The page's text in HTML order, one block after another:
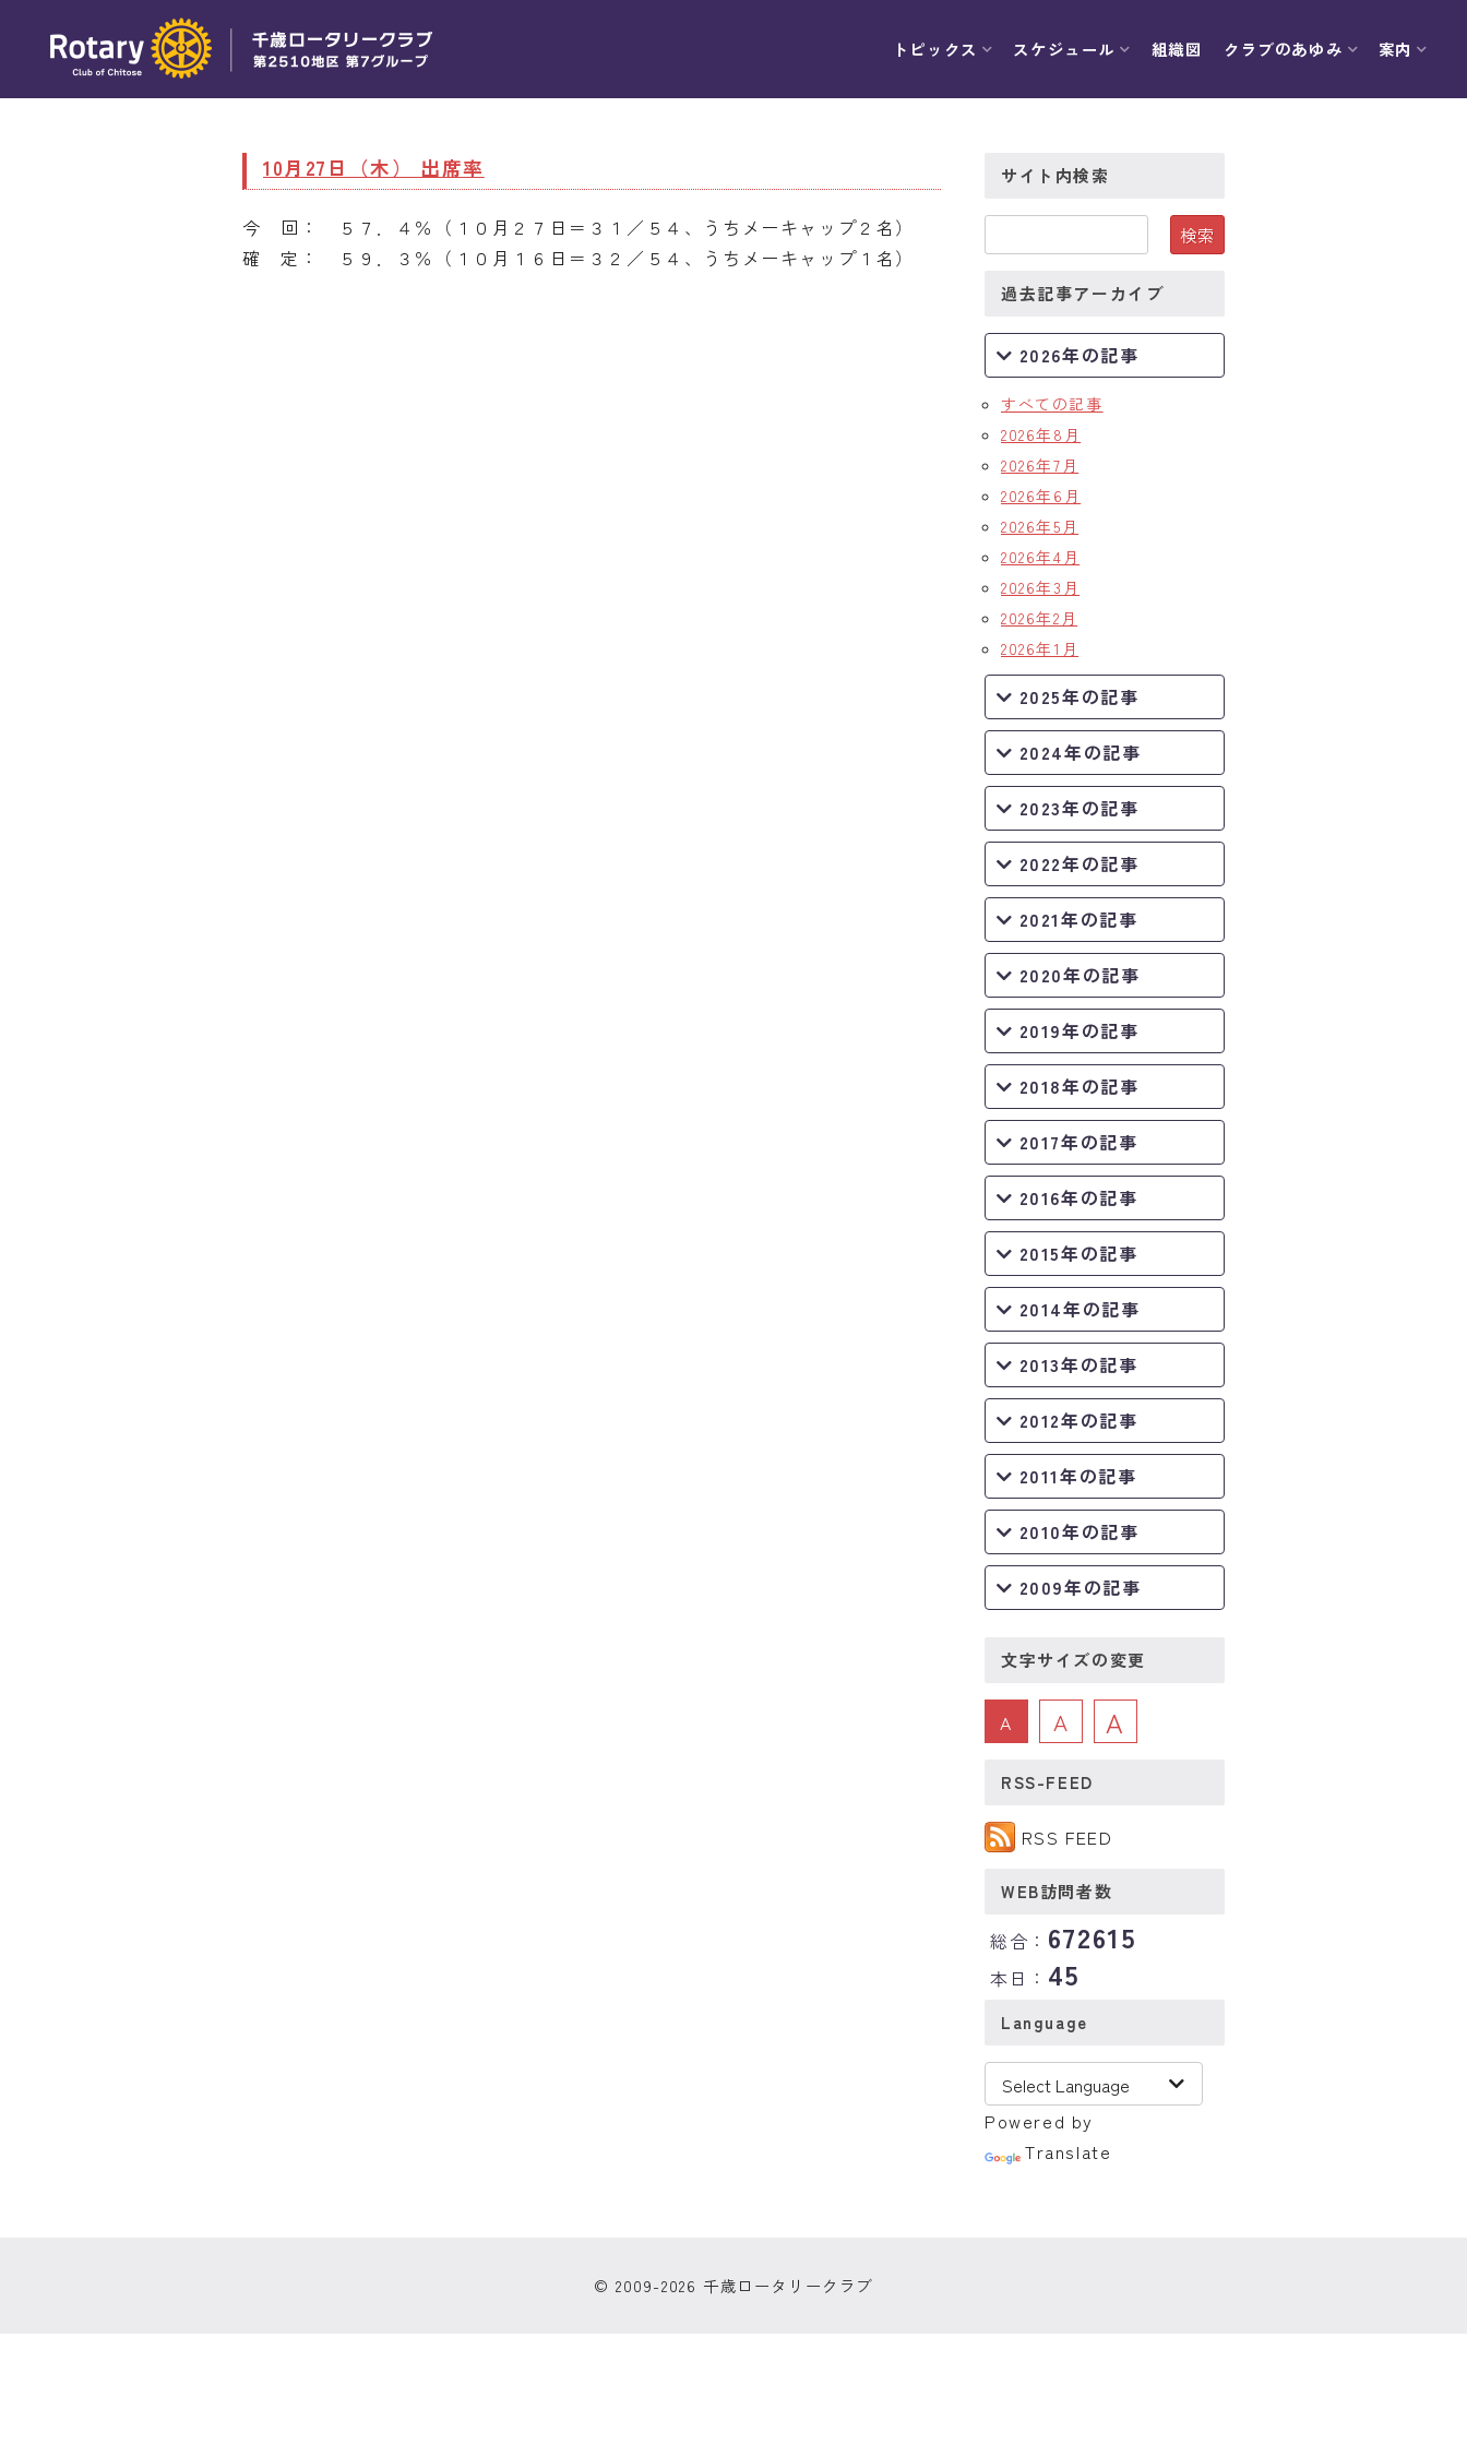
トピックス スケジュール 組織図 クラブのあゆみ 案内
10月27日（木） 出席率
今 回： ５７．４％（１０月２７日＝３１／５４、うちメーキャップ２名）
確 定： ５９．３％（１０月１６日＝３２／５４、うちメーキャップ１名）
サイト内検索
過去記事アーカイブ
2026年の記事
すべての記事
2026年8月
2026年7月
2026年6月
2026年5月
2026年4月
2026年3月
2026年2月
2026年1月
2025年の記事
2024年の記事
2023年の記事
2022年の記事
2021年の記事
2020年の記事
2019年の記事
2018年の記事
2017年の記事
2016年の記事
2015年の記事
2014年の記事
2013年の記事
2012年の記事
2011年の記事
2010年の記事
2009年の記事
文字サイズの変更
A A A
RSS-FEED
RSS FEED
WEB訪問者数
総合： 672615
本日： 45
Language
Powered by
Translate
© 2009-2026 千歳ロータリークラブ